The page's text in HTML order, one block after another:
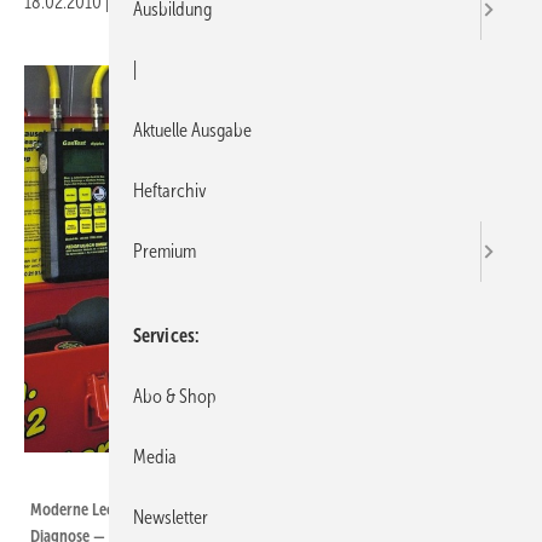
Moderne Leckmengen-Messgeräte ermöglichen eine exakte Leitungs-
Diagnose — sie sollten aber DVGW-geprüft sein.
Ausbildung
Aktuelle Ausgabe
Heftarchiv
Premium
Services
Abo & Shop
Media
Newsletter